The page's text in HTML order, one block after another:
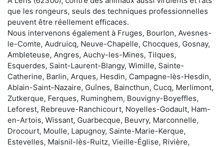
que les rongeurs, seuls des techniques professionnelles
peuvent être réellement efficaces.
Nous intervenons également à Fruges, Bourlon, Avesnes-
le-Comte, Audruicq, Neuve-Chapelle, Chocques, Gosnay,
Ambleteuse, Angres, Auchy-les-Mines, Tilques,
Esquerdes, Saint-Laurent-Blangy, Wimille, Sainte-
Catherine, Barlin, Arques, Hesdin, Campagne-lès-Hesdin,
Ablain-Saint-Nazaire, Guînes, Baincthun, Cucq, Merlimont,
Zutkerque, Ferques, Ruminghem, Bouvigny-Boyeffles,
Leforest, Rebreuve-Ranchicourt, Noyelles-Godault, Ham-
en-Artois, Wissant, Guarbecque, Beuvry, Marconnelle,
Drocourt, Moulle, Lapugnoy, Sainte-Marie-Kerque,
Estevelles, Maisnil-lès-Ruitz, Vieille-Église, Rivière,